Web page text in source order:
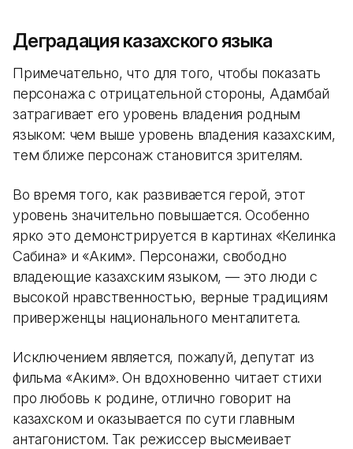
Деградация казахского языка
Примечательно, что для того, чтобы показать
персонажа с отрицательной стороны, Адамбай
затрагивает его уровень владения родным
языком: чем выше уровень владения казахским,
тем ближе персонаж становится зрителям.
Во время того, как развивается герой, этот
уровень значительно повышается. Особенно
ярко это демонстрируется в картинах «Келинка
Сабина» и «Аким». Персонажи, свободно
владеющие казахским языком, — это люди с
высокой нравственностью, верные традициям
приверженцы национального менталитета.
Исключением является, пожалуй, депутат из
фильма «Аким». Он вдохновенно читает стихи
про любовь к родине, отлично говорит на
казахском и оказывается по сути главным
антагонистом. Так режиссер высмеивает